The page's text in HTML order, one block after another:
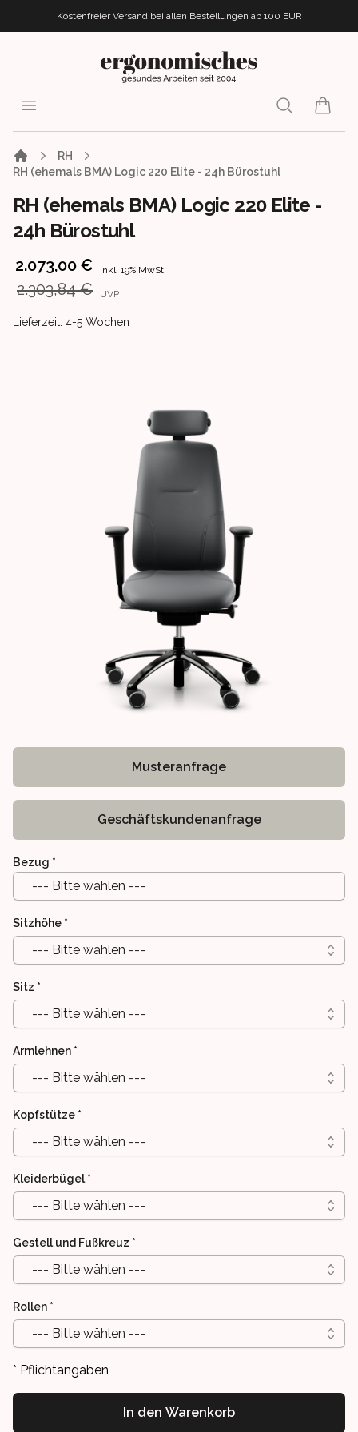
Kostenfreier Versand bei allen Bestellungen ab 100 EUR
ergonomisches.de
Open menu Search
items
RH
RH (ehemals BMA) Logic 220 Elite - 24h Bürostuhl
RH (ehemals BMA) Logic 220 Elite -
24h Bürostuhl
Product information
2.073,00 € inkl. 19% MwSt.
2.303,84 € UVP
Product delivery information
Lieferzeit: 4-5 Wochen
Musteranfrage
Geschäftskundenanfrage
Bezug *
--- Bitte wählen ---
Sitzhöhe *
--- Bitte wählen ---
Sitz *
--- Bitte wählen ---
Armlehnen *
--- Bitte wählen ---
Kopfstütze *
--- Bitte wählen ---
Kleiderbügel *
--- Bitte wählen ---
Gestell und Fußkreuz *
--- Bitte wählen ---
Rollen *
--- Bitte wählen ---
* Pflichtangaben
In den Warenkorb